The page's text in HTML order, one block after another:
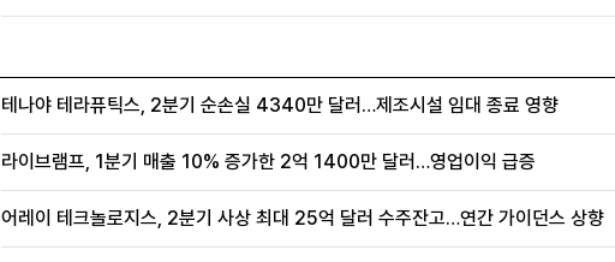
테나야 테라퓨틱스, 2분기 순손실 4340만 달러…제조시설 임대 종료 영향
라이브램프, 1분기 매출 10% 증가한 2억 1400만 달러…영업이익 급증
어레이 테크놀로지스, 2분기 사상 최대 25억 달러 수주잔고…연간 가이던스 상향